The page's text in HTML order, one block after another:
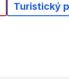
Turistický